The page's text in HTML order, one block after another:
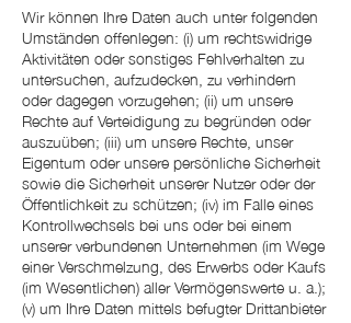
Wir können Ihre Daten auch unter folgenden
Umständen offenlegen: (i) um rechtswidrige
Aktivitäten oder sonstiges Fehlverhalten zu
untersuchen, aufzudecken, zu verhindern
oder dagegen vorzugehen; (ii) um unsere
Rechte auf Verteidigung zu begründen oder
auszuüben; (iii) um unsere Rechte, unser
Eigentum oder unsere persönliche Sicherheit
sowie die Sicherheit unserer Nutzer oder der
Öffentlichkeit zu schützen; (iv) im Falle eines
Kontrollwechsels bei uns oder bei einem
unserer verbundenen Unternehmen (im Wege
einer Verschmelzung, des Erwerbs oder Kaufs
(im Wesentlichen) aller Vermögenswerte u. a.);
(v) um Ihre Daten mittels befugter Drittanbieter